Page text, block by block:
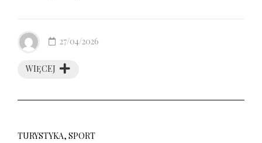
WIĘCEJ
27/04/2026
TURYSTYKA, SPORT